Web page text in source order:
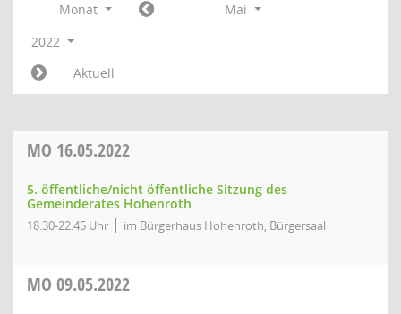
Monat
Mai
2022
Aktuell
MO 16.05.2022
5. öffentliche/nicht öffentliche Sitzung des
Gemeinderates Hohenroth
18:30-22:45 Uhr im Bürgerhaus Hohenroth, Bürgersaal
MO 09.05.2022